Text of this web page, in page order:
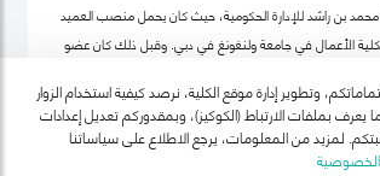
بن راشد للإدارة الحكومية، حيث كان يحمل منصب العميد
الأعمال في جامعة ولنغونغ في دبي. وقبل ذلك كان عضو
(معهد أبحاث العمل في نيوزيلندا حالياً).
وتطوير إدارة موقع الكلية، نرصد كيفية استخدام الزوار
بملفات الارتباط (الكوكيز)، وبمقدوركم تعديل إعدادات
لمزيد من المعلومات، يرجع الاطلاع على سياساتنا
الخصوصية